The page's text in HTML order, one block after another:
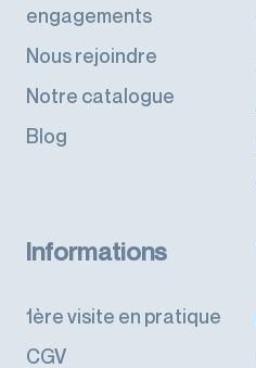
engagements
Nous rejoindre
Notre catalogue
Blog
Informations
1ère visite en pratique
CGV